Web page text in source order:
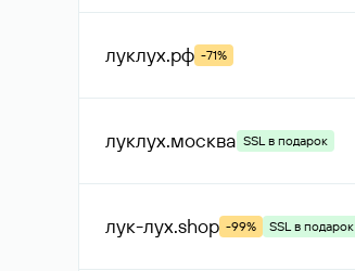
луклух.рф -71%
луклух.москва SSL в подарок
лук-лух.shop -99% SSL в подарок